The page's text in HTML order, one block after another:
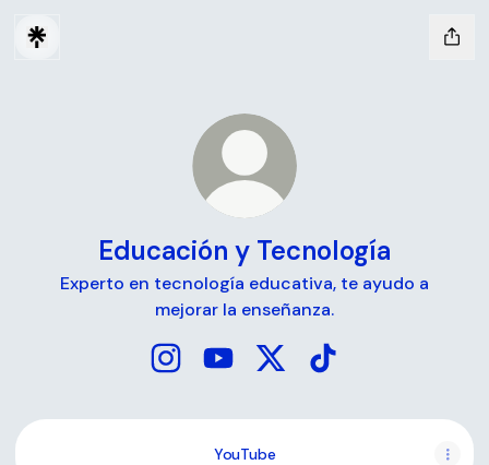
Educación y Tecnología
Experto en tecnología educativa, te ayudo a
mejorar la enseñanza.
YouTube
YouTube